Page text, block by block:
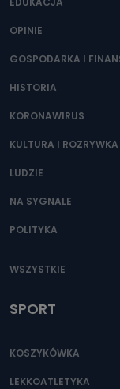
ograniczenia ich
Do czasu
administratora –
Jakie dane
Przetwarzane
które zostały
danych
oraz partnerzy
Jak
OPINIE
GOSPODARKA I
HISTORIA
KORONAWIRUS
KULTURA I ROZRYWKA
LUDZIE
NA SYGNALE
POLITYKA
WSZYSTKIE
SPORT
KOSZYKÓWKA
LEKKOATLETYKA